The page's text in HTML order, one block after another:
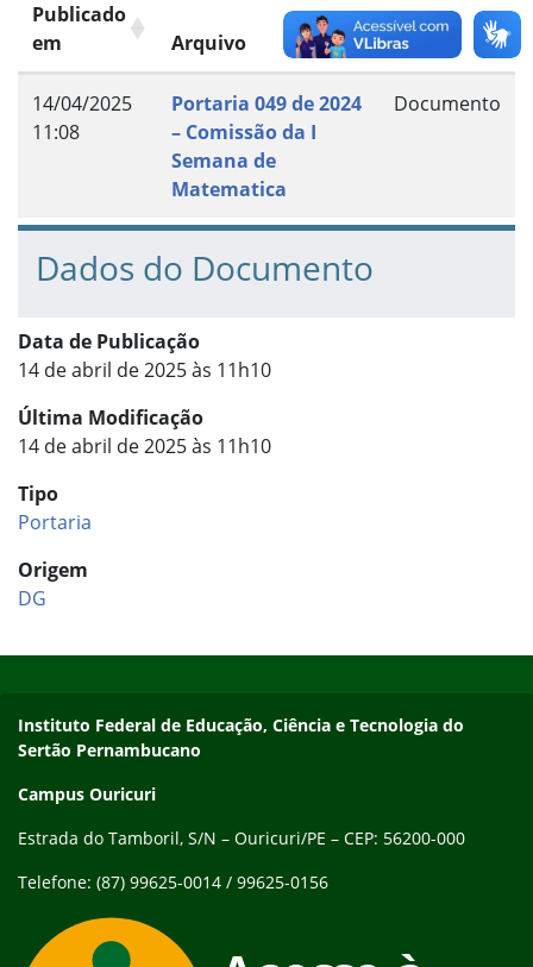
Publicado
em
Arquivo Grupo
14/04/2025
11:08
Portaria 049 de 2024
– Comissão da I
Semana de
Matematica
Documento
Dados do Documento
Data de Publicação
14 de abril de 2025 às 11h10
Última Modificação
14 de abril de 2025 às 11h10
Tipo
Portaria
Origem
DG
Endereço
Instituto Federal de Educação, Ciência e Tecnologia do
Sertão Pernambucano
Campus Ouricuri
Estrada do Tamboril, S/N – Ouricuri/PE – CEP: 56200-000
Telefone: (87) 99625-0014 / 99625-0156